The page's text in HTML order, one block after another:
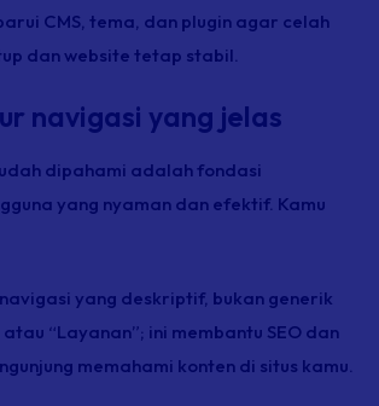
CMS, tema, dan plugin agar celah
dan website tetap stabil.
navigasi yang jelas
dipahami adalah fondasi
yang nyaman dan efektif. Kamu
yang deskriptif, bukan generik
“Layanan”; ini membantu SEO dan
memahami konten di situs kamu.